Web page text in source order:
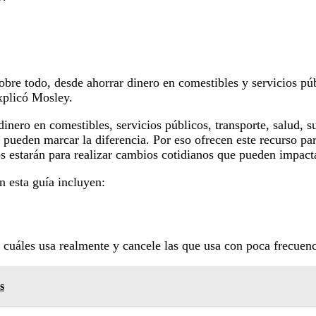
todo, desde ahorrar dinero en comestibles y servicios
Mosley.
en comestibles, servicios públicos, transporte, salud,
marcar la diferencia. Por eso ofrecen este recurso
estarán para realizar cambios cotidianos que pueden
esta guía incluyen:
usa realmente y cancele las que usa con poca